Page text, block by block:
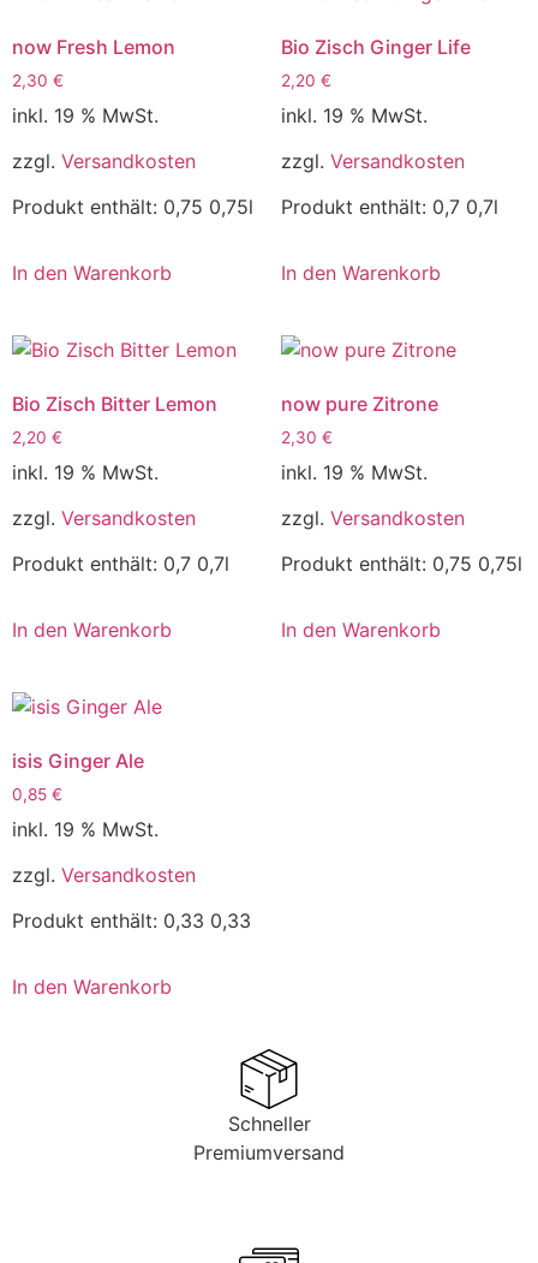
now Fresh Lemon
2,30 €
inkl. 19 % MwSt.
zzgl. Versandkosten
Produkt enthält: 0,75 0,75l
In den Warenkorb
Bio Zisch Ginger Life
2,20 €
inkl. 19 % MwSt.
zzgl. Versandkosten
Produkt enthält: 0,7 0,7l
In den Warenkorb
Bio Zisch Bitter Lemon
2,20 €
inkl. 19 % MwSt.
zzgl. Versandkosten
Produkt enthält: 0,7 0,7l
In den Warenkorb
now pure Zitrone
2,30 €
inkl. 19 % MwSt.
zzgl. Versandkosten
Produkt enthält: 0,75 0,75l
In den Warenkorb
isis Ginger Ale
0,85 €
inkl. 19 % MwSt.
zzgl. Versandkosten
Produkt enthält: 0,33 0,33
In den Warenkorb
Schneller
Premiumversand